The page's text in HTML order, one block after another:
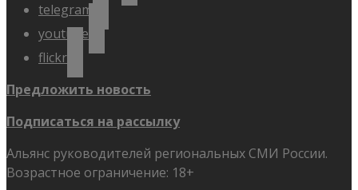
telegram
youtube
flickr
Предложить новость
Подписаться на рассылку
Альянс руководителей региональных СМИ России.
Возрастное ограничение: 18+